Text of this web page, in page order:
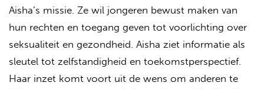
Aisha’s missie. Ze wil jongeren bewust maken van
hun rechten en toegang geven tot voorlichting over
seksualiteit en gezondheid. Aisha ziet informatie als
sleutel tot zelfstandigheid en toekomstperspectief.
Haar inzet komt voort uit de wens om anderen te